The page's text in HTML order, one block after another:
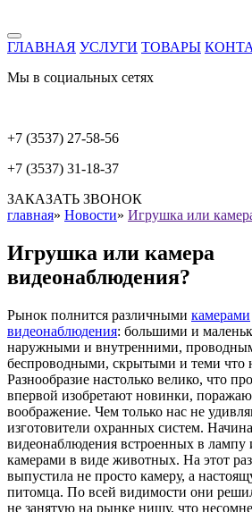
ГЛАВНАЯ УСЛУГИ ТОВАРЫ
Мы в социальных сетях
+7 (3537) 27-58-56
+7 (3537) 31-18-37
ЗАКАЗАТЬ ЗВОНОК
главная» Новости» Игрушка или
Игрушка или камера
видеонаблюдения?
Рынок полнится различными камерами
видеонаблюдения: большими и
наружными и внутренними,
беспроводными, скрытыми и теми что
Разнообразие настолько велико, что
впервой изобретают новинки,
воображение. Чем только нас не
изготовители охранных систем.
видеонаблюдения встроенных в лампу
камерами в виде животных. На этот
выпустила не просто камеру, а
питомца. По всей видимости они
не занятую на рынке нишу, что